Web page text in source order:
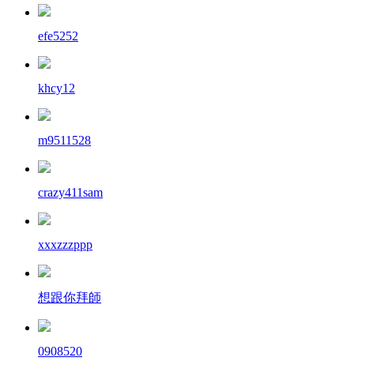
efe5252
khcy12
m9511528
crazy411sam
xxxzzzppp
想跟你拜師
0908520